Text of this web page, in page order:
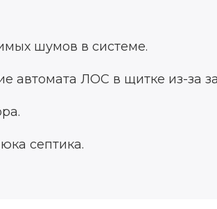
шумов в системе.
автомата ЛОС в щитке из-за
септика.